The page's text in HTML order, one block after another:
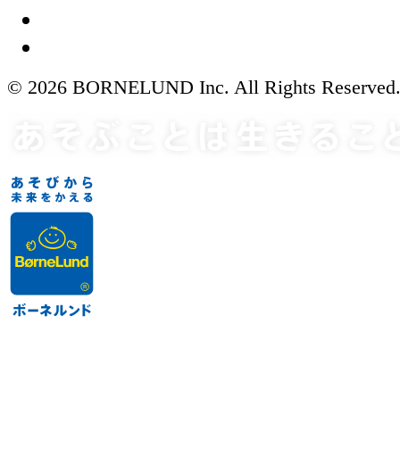
© 2026 BORNELUND Inc. All Rights Reserved.